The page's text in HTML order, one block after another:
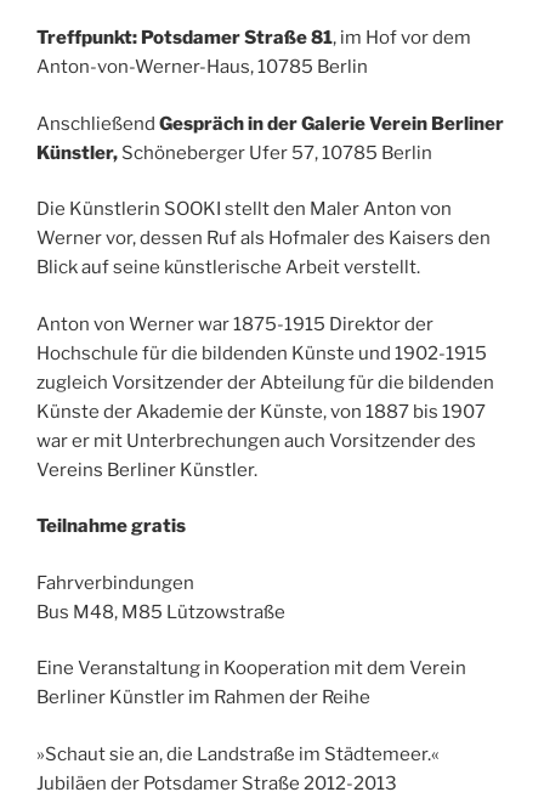
Treffpunkt: Potsdamer Straße 81, im Hof vor dem
Anton-von-Werner-Haus, 10785 Berlin
Anschließend Gespräch in der Galerie Verein Berliner
Künstler, Schöneberger Ufer 57, 10785 Berlin
Die Künstlerin SOOKI stellt den Maler Anton von
Werner vor, dessen Ruf als Hofmaler des Kaisers den
Blick auf seine künstlerische Arbeit verstellt.
Anton von Werner war 1875-1915 Direktor der
Hochschule für die bildenden Künste und 1902-1915
zugleich Vorsitzender der Abteilung für die bildenden
Künste der Akademie der Künste, von 1887 bis 1907
war er mit Unterbrechungen auch Vorsitzender des
Vereins Berliner Künstler.
Teilnahme gratis
Fahrverbindungen
Bus M48, M85 Lützowstraße
Eine Veranstaltung in Kooperation mit dem Verein
Berliner Künstler im Rahmen der Reihe
»Schaut sie an, die Landstraße im Städtemeer.«
Jubiläen der Potsdamer Straße 2012-2013